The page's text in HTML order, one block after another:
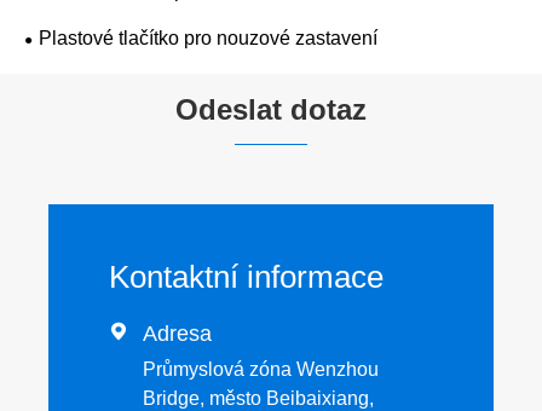
Plastové tlačítko pro nouzové zastavení
Odeslat dotaz
Kontaktní informace
 Adresa
Průmyslová zóna Wenzhou
Bridge, město Beibaixiang,